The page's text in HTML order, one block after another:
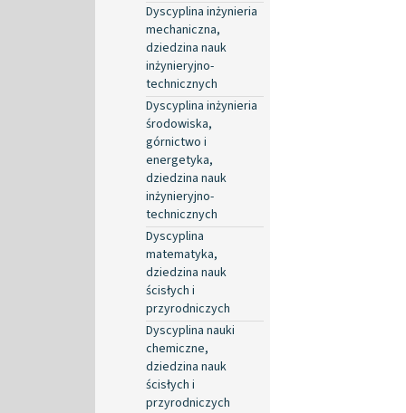
Dyscyplina inżynieria
mechaniczna,
dziedzina nauk
inżynieryjno-
technicznych
Dyscyplina inżynieria
środowiska,
górnictwo i
energetyka,
dziedzina nauk
inżynieryjno-
technicznych
Dyscyplina
matematyka,
dziedzina nauk
ścisłych i
przyrodniczych
Dyscyplina nauki
chemiczne,
dziedzina nauk
ścisłych i
przyrodniczych